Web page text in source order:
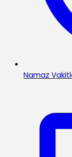
Namaz